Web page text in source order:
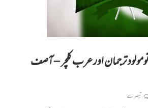
ترجمان اور عرب کلچر – آصف
تبصرے